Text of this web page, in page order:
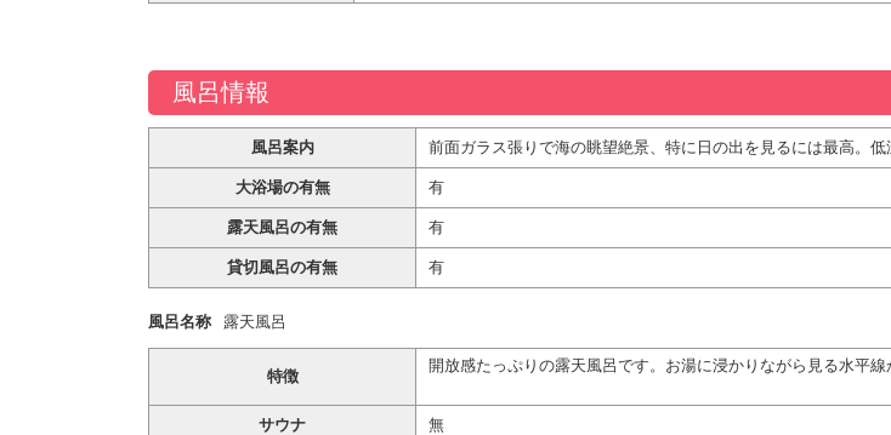
風呂情報
風呂案内 前面ガラス張りで海の眺望絶景、特に日の出を見るには最高。
大浴場の有無 有
露天風呂の有無 有
貸切風呂の有無 有
風呂名称 露天風呂
特徴
開放感たっぷりの露天風呂です。お湯に浸かりながら見る水平線
サウナ 無